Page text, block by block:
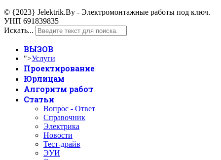
© {2023} Jelektrik.By - Электромонтажные работы под ключ.
УНП 691839835
Искать...
ВЫЗОВ
">Услуги
Проектирование
Юрлицам
Алгоритм работ
Статьи
Вопрос - Ответ
Справочник
Электрика
Новости
Тест-драйв
ЭУИ